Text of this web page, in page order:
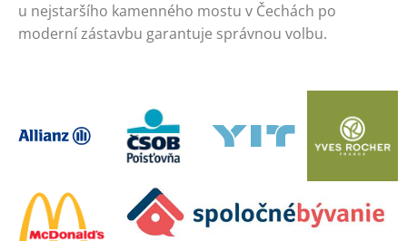
u nejstaršího kamenného mostu v Čechách po
moderní zástavbu garantuje správnou volbu.